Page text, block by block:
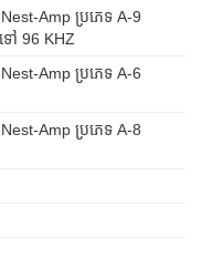
Amp ប្រភេទ A-9
ទៅ 96 KHZ
Amp ប្រភេទ A-6
Amp ប្រភេទ A-8